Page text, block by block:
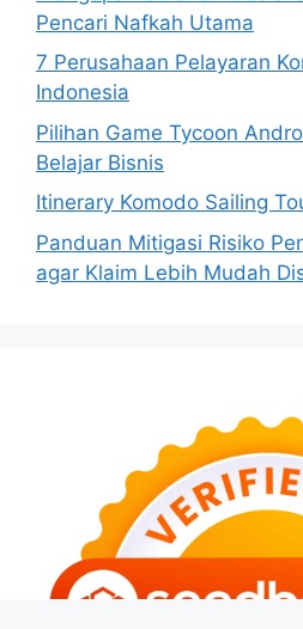
Pencari Nafkah Utama
7 Perusahaan Pelayaran
Indonesia
Pilihan Game Tycoon
Belajar Bisnis
Itinerary Komodo Sailing
Panduan Mitigasi Risiko
agar Klaim Lebih Mudah